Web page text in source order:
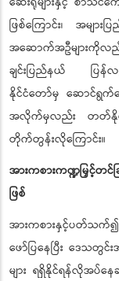
ဖြစ်ကြောင်း၊ အမျာ
အဆောက်အဦများကိုလ
ချင်းပြည်နယ် ပြန်
နိုင်ငံတော်မှ ဆောင်ရွက်
အလိုက်မှလည်း တတ်နိုင်
တိုက်တွန်းလိုကြောင်း။
အားကစားကဏ္ဍမြှင့်တ
ဖြစ်
အားကစားနှင့်ပတ်သက်
ဖော်ပြနေပြီး ဒေသတွ
များ ရရှိနိုင်ရန်လိုအပ်န